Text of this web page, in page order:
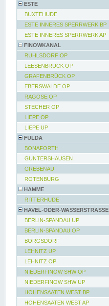
ESTE
BUXTEHUDE
ESTE INNERES SPERRWERK BP
ESTE INNERES SPERRWERK AP
FINOWKANAL
RUHLSDORF OP
LEESENBRÜCK OP
GRAFENBRÜCK OP
EBERSWALDE OP
RAGÖSE OP
STECHER OP
LIEPE OP
LIEPE UP
FULDA
BONAFORTH
GUNTERSHAUSEN
GREBENAU
ROTENBURG
HAMME
RITTERHUDE
HAVEL-ODER-WASSERSTRASSE
BERLIN-SPANDAU UP
BERLIN-SPANDAU OP
BORGSDORF
LEHNITZ UP
LEHNITZ OP
NIEDERFINOW SHW OP
NIEDERFINOW SHW UP
HOHENSAATEN WEST BP
HOHENSAATEN WEST AP